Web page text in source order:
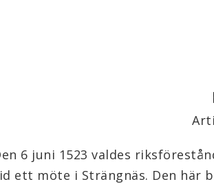
6 juni 1523 valdes
ett möte i Strängnäs. Den här